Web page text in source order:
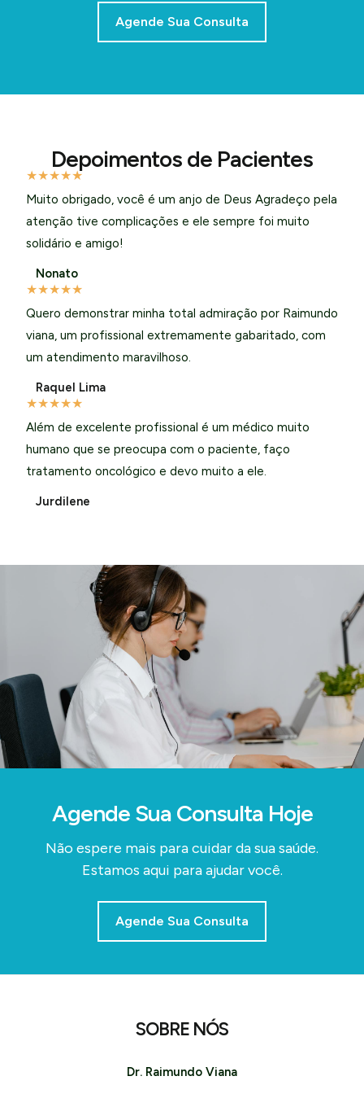
Agende Sua Consulta
Depoimentos de Pacientes
★★★★★
Muito obrigado, você é um anjo de Deus Agradeço pela
atenção tive complicações e ele sempre foi muito
solidário e amigo!
Nonato
★★★★★
Quero demonstrar minha total admiração por Raimundo
viana, um profissional extremamente gabaritado, com
um atendimento maravilhoso.
Raquel Lima
★★★★★
Além de excelente profissional é um médico muito
humano que se preocupa com o paciente, faço
tratamento oncológico e devo muito a ele.
Jurdilene
Agende Sua Consulta Hoje
Não espere mais para cuidar da sua saúde.
Estamos aqui para ajudar você.
Agende Sua Consulta
SOBRE NÓS
Dr. Raimundo Viana